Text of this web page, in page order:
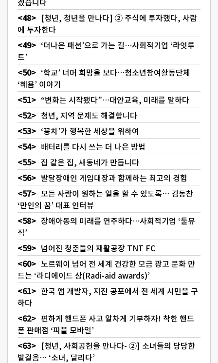
겠습니다
[청년, 청년을 만나다] ② 주식에 투자했다, 사람
에 투자한다
‘더나은 패션’으로 가는 길…사회적기업 ‘라잇루
트’
‘학교’ 너머 희망을 보다…청소년참여활동단체
‘혜욤’ 이야기
“변화는 시작됐다”…대안교육, 미래를 말하다
청년, 지역 문제도 해결합니다
‘꽁치’가 행복한 세상을 위하여
배터리를 다시 쓰는 더 나은 방법
집 같은 집, 새동네가 만듭니다
발달장애인 게임대장과 함께하는 최고의 경험
모든 사람이 원하는 일을 할 수 있도록… 김동찬
‘만인의 꿈’ 대표 인터뷰
장애아동의 미래를 연주하다…사회적기업 ‘툴뮤
직’
넘어진 청춘들의 재활공장 TNT FC
노르웨이 넘어 전 세계 건강한 모금 광고 문화 만
드는 ‘라디에이드 상(Radi-aid awards)’
한국 앱 개발자, 지진 공포에서 전 세계 시민을 구
하다
편하게 핸드폰 사고 알차게 기부하자! 착한 핸드
폰 판매점 ‘피플 모바일’
[청년, 사회공헌을 만나다- ②] 소녀들의 당당한
발걸음… ‘소녀, 달리다’